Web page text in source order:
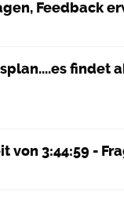
Feedback
findet
von 3:44:59 -